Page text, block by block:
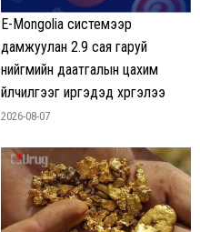
E-Mongolia системээр
дамжуулан 2.9 сая гаруй
нийгмийн даатгалын цахим
үйлчилгээг иргэдэд хүргэлээ
2026-08-07